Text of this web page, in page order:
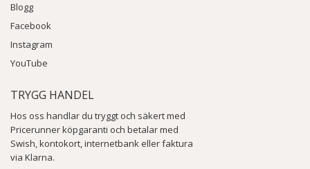
Blogg
Facebook
Instagram
YouTube
TRYGG HANDEL
Hos oss handlar du tryggt och säkert med
Pricerunner köpgaranti och betalar med
Swish, kontokort, internetbank eller faktura
via Klarna.